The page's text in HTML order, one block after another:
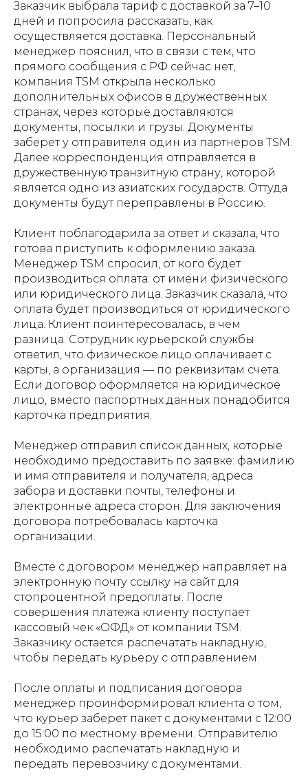
Заказчик выбрала тариф с доставкой за 7–10
дней и попросила рассказать, как
осуществляется доставка. Персональный
менеджер пояснил, что в связи с тем, что
прямого сообщения с РФ сейчас нет,
компания TSM открыла несколько
дополнительных офисов в дружественных
странах, через которые доставляются
документы, посылки и грузы. Документы
заберет у отправителя один из партнеров TSM.
Далее корреспонденция отправляется в
дружественную транзитную страну, которой
является одно из азиатских государств. Оттуда
документы будут переправлены в Россию.
Клиент поблагодарила за ответ и сказала, что
готова приступить к оформлению заказа.
Менеджер TSM спросил, от кого будет
производиться оплата: от имени физического
или юридического лица. Заказчик сказала, что
оплата будет производиться от юридического
лица. Клиент поинтересовалась, в чем
разница. Сотрудник курьерской службы
ответил, что физическое лицо оплачивает с
карты, а организация — по реквизитам счета.
Если договор оформляется на юридическое
лицо, вместо паспортных данных понадобится
карточка предприятия.
Менеджер отправил список данных, которые
необходимо предоставить по заявке: фамилию
и имя отправителя и получателя, адреса
забора и доставки почты, телефоны и
электронные адреса сторон. Для заключения
договора потребовалась карточка
организации.
Вместе с договором менеджер направляет на
электронную почту ссылку на сайт для
стопроцентной предоплаты. После
совершения платежа клиенту поступает
кассовый чек «ОФД» от компании TSM.
Заказчику остается распечатать накладную,
чтобы передать курьеру с отправлением.
После оплаты и подписания договора
менеджер проинформировал клиента о том,
что курьер заберет пакет с документами с 12:00
до 15:00 по местному времени. Отправителю
необходимо распечатать накладную и
передать перевозчику с документами.